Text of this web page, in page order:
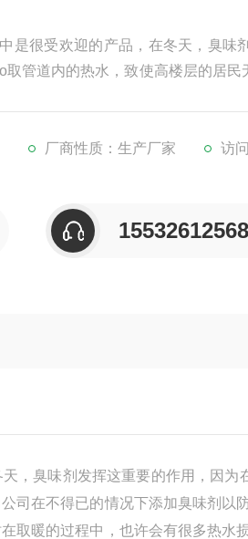
是很受欢迎的产品，在冬天，臭味
取管道内的热水，致使高楼层的居
厂商性质：生产厂家 访
15532612568
，臭味剂发挥这重要的作用，因
司在不得已的情况下添加臭味剂以
取暖的过程中，也许会有很多热水